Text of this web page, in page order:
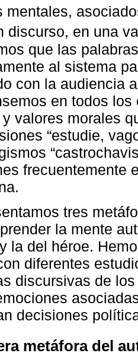
mentales,
discurso, en una
que las
al sistema
con la audiencia
en todos
valores morales
“estudie,
frecuentemente
tres
la mente
la del héroe.
diferentes
discursivas de
decisiones
metáfora del